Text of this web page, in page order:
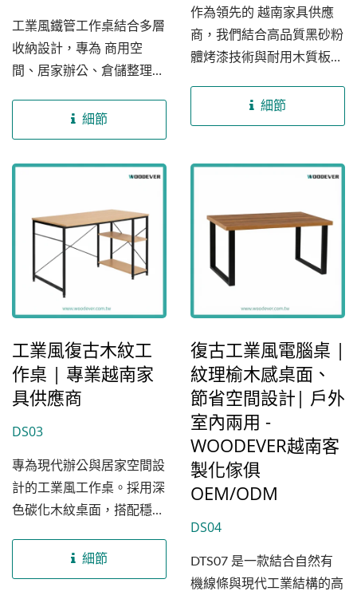
工業風鐵管工作桌結合多層
收納設計，專為 商用空
間、居家辦公、倉儲整理與
細節
作為領先的 越南家具供應
商，我們結合高品質黑砂粉
體烤漆技術與耐用木質板
辦公家具。這是我們越南工
廠卓越工藝的體現，旨在為
細節
工業風復古木紋工
作桌 | 專業越南家
具供應商
DS03
專為現代辦公與居家空間設
計的工業風工作桌。採用深
色碳化木紋桌面，搭配穩固
展現出極具質感的復古美
學。身為專業的越南家具工
細節
復古工業風電腦桌 |
紋理榆木感桌面、
節省空間設計| 戶外
室內兩用 -
WOODEVER越南客
製化傢俱
OEM/ODM
DS04
DTS07 是一款結合自然有
機線條與現代工業結構的高